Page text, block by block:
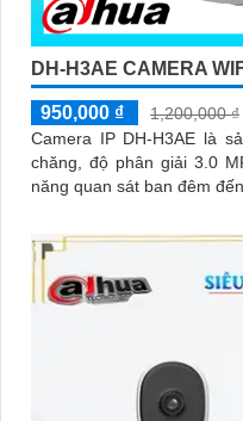
DH-H3AE CAMERA
950,000 ₫
1,200,000 ₫
Camera IP DH-H3AE là
chăng, độ phân giải 3.0
năng quan sát ban đêm